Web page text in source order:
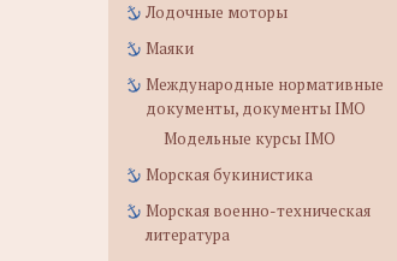
Лодочные моторы
Маяки
Международные нормативные
документы, документы IMO
Модельные курсы IMO
Морская букинистика
Морская военно-техническая
литература